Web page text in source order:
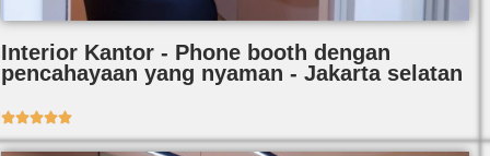
Interior Kantor - Phone booth dengan
pencahayaan yang nyaman - Jakarta selatan
